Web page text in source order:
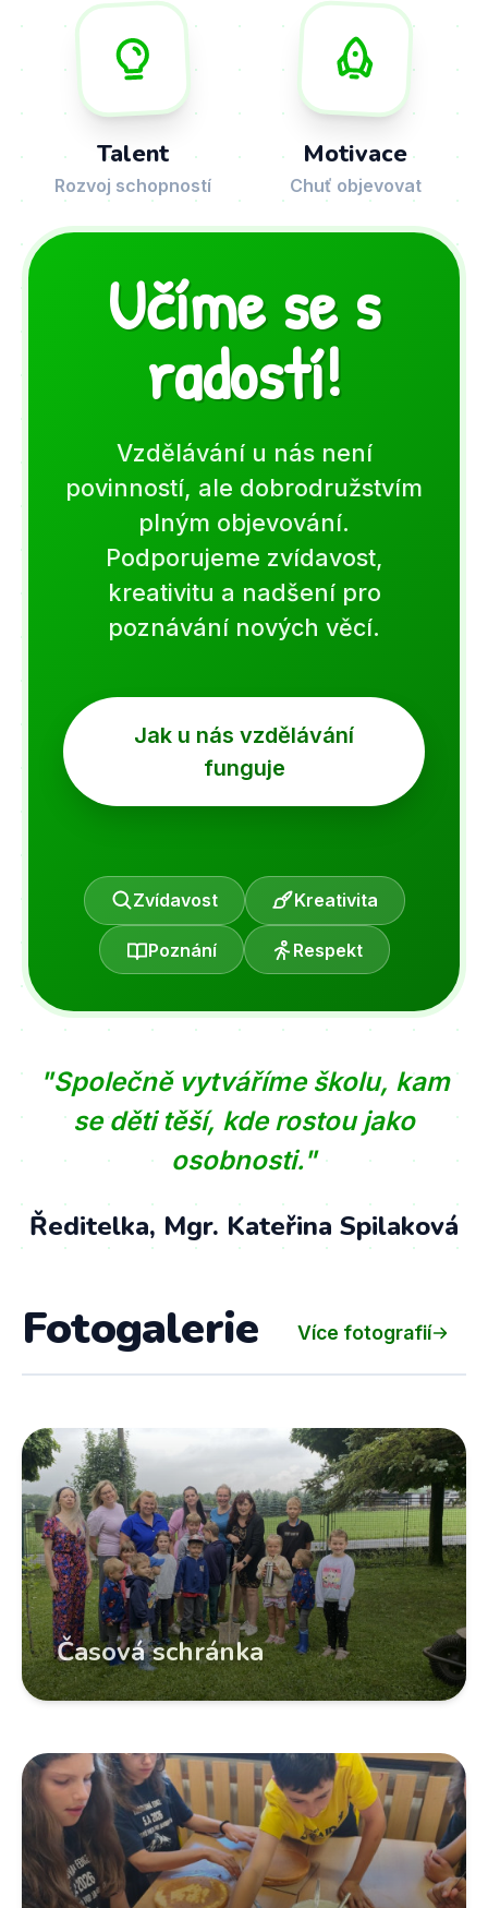
Talent
Rozvoj schopností
Motivace
Chuť objevovat
Učíme se s
radostí!
Vzdělávání u nás není
povinností, ale dobrodružstvím
plným objevování.
Podporujeme zvídavost,
kreativitu a nadšení pro
poznávání nových věcí.
Jak u nás vzdělávání
funguje
Zvídavost Kreativita
Poznání Respekt
"Společně vytváříme školu, kam
se děti těší, kde rostou jako
osobnosti."
Ředitelka, Mgr. Kateřina Spilaková
Fotogalerie Více fotografií
Časová schránka